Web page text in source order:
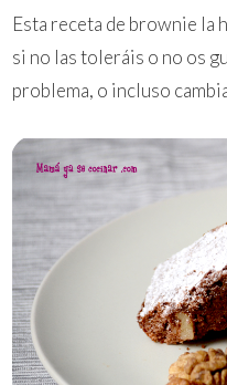
Esta receta de brownie la
si no las toleráis o no os
problema, o incluso